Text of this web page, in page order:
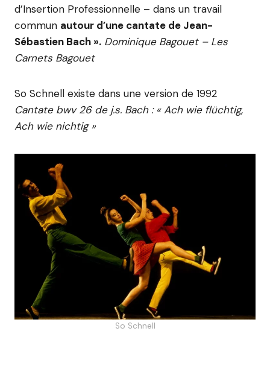
d’Insertion Professionnelle – dans un travail
commun autour d’une cantate de Jean-
Sébastien Bach ». Dominique Bagouet – Les
Carnets Bagouet
So Schnell existe dans une version de 1992
Cantate bwv 26 de j.s. Bach : « Ach wie flüchtig,
Ach wie nichtig »
So Schnell